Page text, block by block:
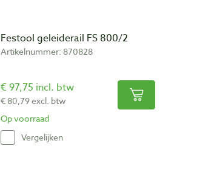
Festool geleiderail FS 800/2
Artikelnummer: 870828
€ 97,75 incl. btw
€ 80,79 excl. btw
Op voorraad
Vergelijken